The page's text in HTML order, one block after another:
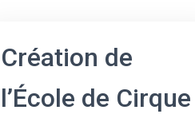
Création de
l’École de Cirque